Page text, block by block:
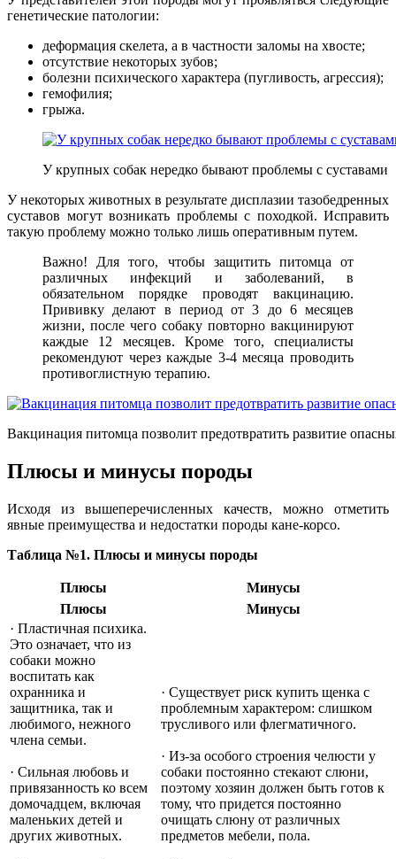
генетические патологии:
деформация скелета, а в частности заломы на хвосте;
отсутствие некоторых зубов;
болезни психического характера (пугливость, агрессия);
гемофилия;
грыжа.
У крупных собак нередко бывают проблемы с суставами
У некоторых животных в результате дисплазии тазобедренных
суставов могут возникать проблемы с походкой. Исправить
такую проблему можно только лишь оперативным путем.
Важно! Для того, чтобы защитить питомца от
различных инфекций и заболеваний, в
обязательном порядке проводят вакцинацию.
Прививку делают в период от 3 до 6 месяцев
жизни, после чего собаку повторно вакцинируют
каждые 12 месяцев. Кроме того, специалисты
рекомендуют через каждые 3-4 месяца проводить
противоглистную терапию.
Вакцинация питомца позволит предотвратить развитие
Плюсы и минусы породы
Исходя из вышеперечисленных качеств, можно отметить
явные преимущества и недостатки породы кане-корсо.
Таблица №1. Плюсы и минусы породы
Плюсы
Минусы
Плюсы
Минусы
· Пластичная психика.
Это означает, что из
собаки можно
воспитать как
охранника и
защитника, так и
любимого, нежного
члена семьи.
· Сильная любовь и
привязанность ко всем
домочадцем, включая
маленьких детей и
других животных.
· Существует риск купить щенка с
проблемным характером: слишком
трусливого или флегматичного.
· Из-за особого строения челюсти у
собаки постоянно стекают слюни,
поэтому хозяин должен быть готов к
тому, что придется постоянно
очищать слюну от различных
предметов мебели, пола.